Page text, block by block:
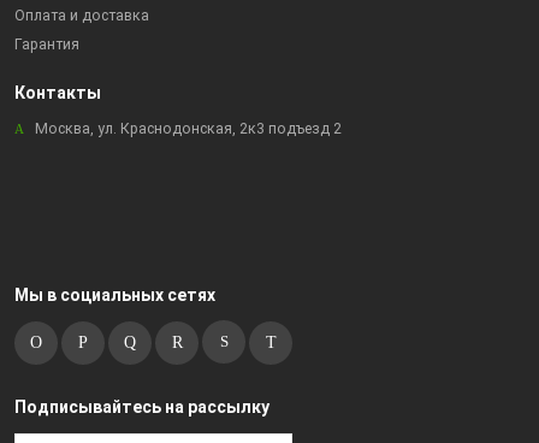
Оплата и доставка
Гарантия
Контакты
Москва, ул. Краснодонская, 2к3 подъезд 2
Мы в социальных сетях
Подписывайтесь на рассылку